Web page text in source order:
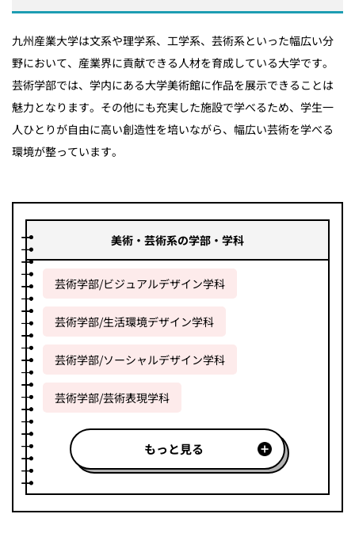
九州産業大学は文系や理学系、工学系、芸術系といった幅広い分
野において、産業界に貢献できる人材を育成している大学です。
芸術学部では、学内にある大学美術館に作品を展示できることは
魅力となります。その他にも充実した施設で学べるため、学生一
人ひとりが自由に高い創造性を培いながら、幅広い芸術を学べる
環境が整っています。
美術・芸術系の学部・学科
芸術学部/ビジュアルデザイン学科
芸術学部/生活環境デザイン学科
芸術学部/ソーシャルデザイン学科
芸術学部/芸術表現学科
もっと見る